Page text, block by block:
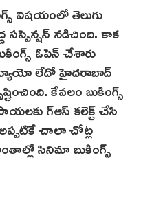
విషయంలో తెలుగు
సస్పెన్షన్ నడిచింది. కాక
ఓపెన్ చేశారు
అయ్యాయో లేదో హైదరాబాద్
కేవలం బుకింగ్స్
గ్ఆస్‌ కలెక్ట్ చేసి
చాలా చోట్ల
సినిమా బుకింగ్స్